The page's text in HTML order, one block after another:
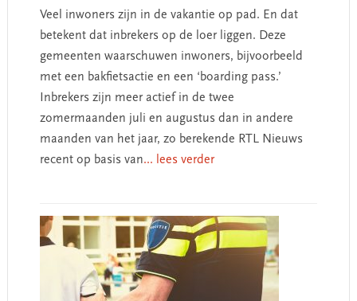
Veel inwoners zijn in de vakantie op pad. En dat
betekent dat inbrekers op de loer liggen. Deze
gemeenten waarschuwen inwoners, bijvoorbeeld
met een bakfietsactie en een ‘boarding pass.’
Inbrekers zijn meer actief in de twee
zomermaanden juli en augustus dan in andere
maanden van het jaar, zo berekende RTL Nieuws
recent op basis van... lees verder